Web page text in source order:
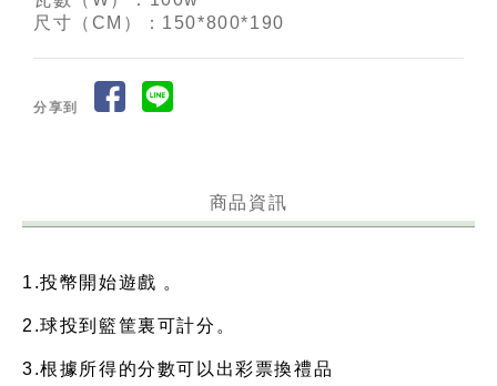
尺寸（CM）：150*800*190
分享到
商品資訊
1.投幣開始遊戲 。
2.球投到籃筐裏可計分。
3.根據所得的分數可以出彩票換禮品